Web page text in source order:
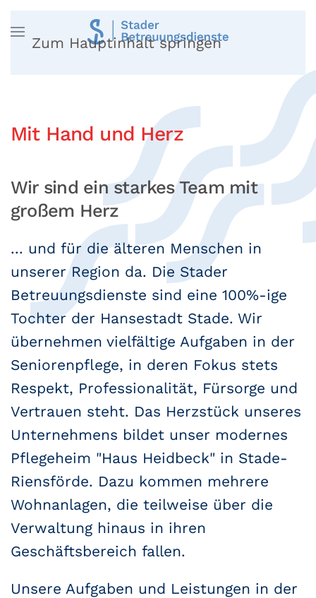
Zum Hauptinhalt springen
Mit Hand und Herz
Wir sind ein starkes Team mit
großem Herz
... und für die älteren Menschen in
unserer Region da. Die Stader
Betreuungsdienste sind eine 100%-ige
Tochter der Hansestadt Stade. Wir
übernehmen vielfältige Aufgaben in der
Seniorenpflege, in deren Fokus stets
Respekt, Professionalität, Fürsorge und
Vertrauen steht. Das Herzstück unseres
Unternehmens bildet unser modernes
Pflegeheim "Haus Heidbeck" in Stade-
Riensförde. Dazu kommen mehrere
Wohnanlagen, die teilweise über die
Verwaltung hinaus in ihren
Geschäftsbereich fallen.
Unsere Aufgaben und Leistungen in der